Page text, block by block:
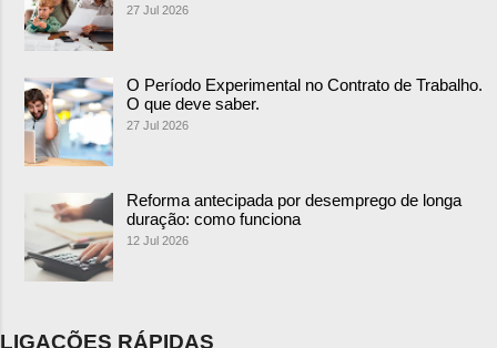
27 Jul 2026
O Período Experimental no Contrato de Trabalho.
O que deve saber.
27 Jul 2026
Reforma antecipada por desemprego de longa
duração: como funciona
12 Jul 2026
LIGAÇÕES RÁPIDAS